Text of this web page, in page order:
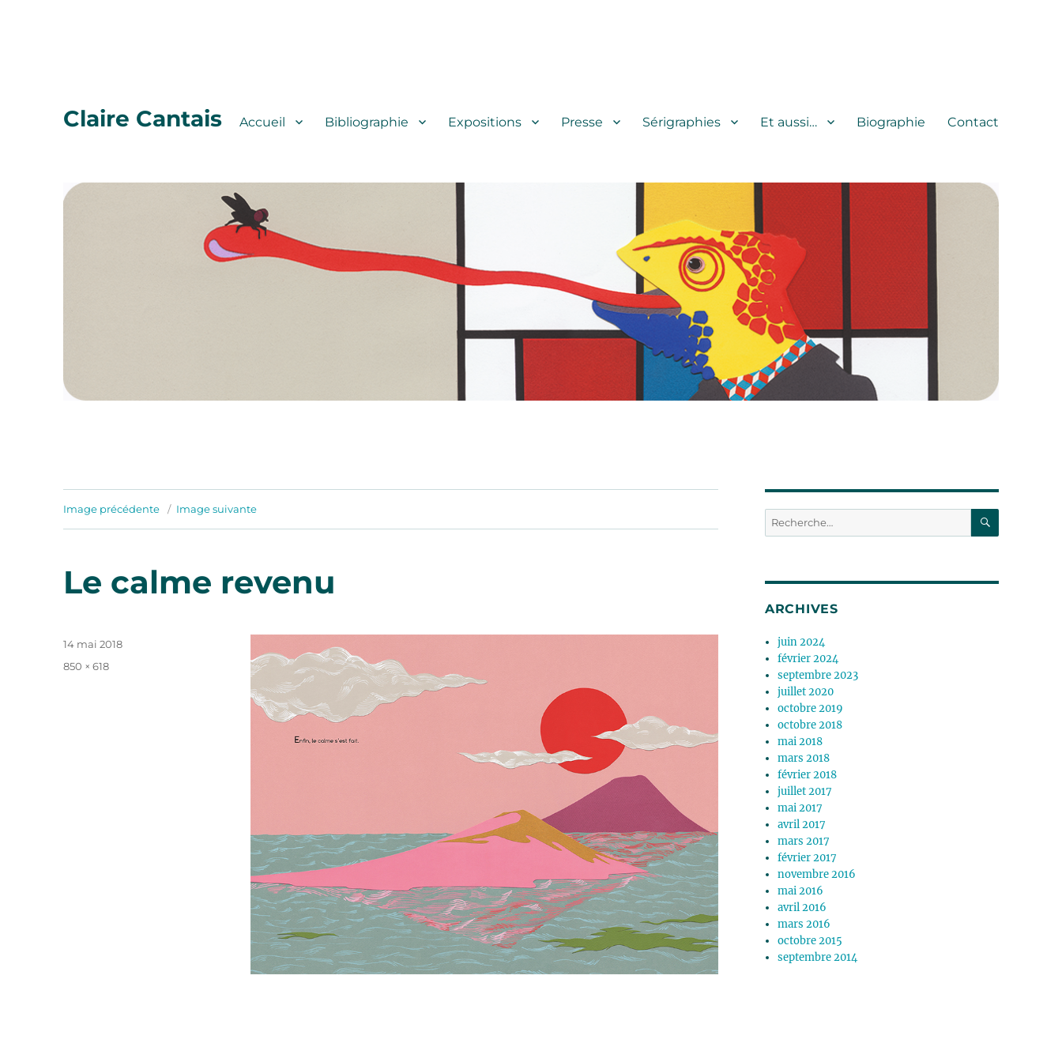
Claire Cantais Accueil Bibliographie Expositions Presse Sérigraphies Et aussi… Biographie Contact
Image précédente Image suivante
Le calme revenu
Publié
14 mai 2018
Taille
850 × 618
Recherche
pour :
ARCHIVES
juin 2024
février 2024
septembre 2023
juillet 2020
octobre 2019
octobre 2018
mai 2018
mars 2018
février 2018
juillet 2017
mai 2017
avril 2017
mars 2017
février 2017
novembre 2016
mai 2016
avril 2016
mars 2016
octobre 2015
septembre 2014